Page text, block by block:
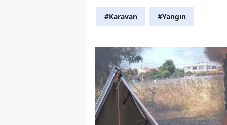
#Karavan #Yangın